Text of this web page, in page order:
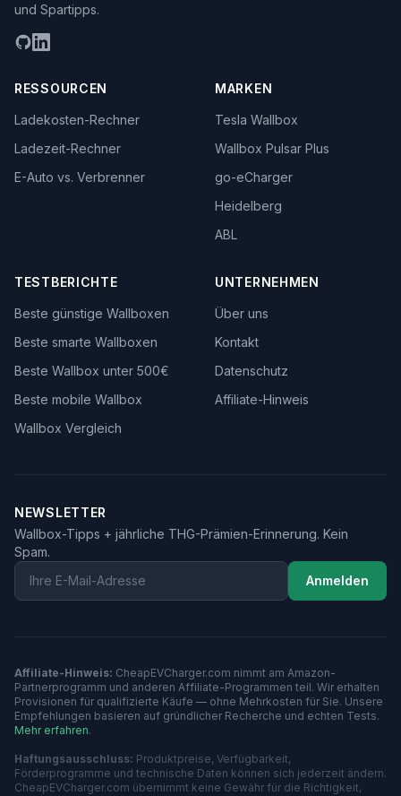
und Spartipps.
RESSOURCEN
Ladekosten-Rechner
Ladezeit-Rechner
E-Auto vs. Verbrenner
MARKEN
Tesla Wallbox
Wallbox Pulsar Plus
go-eCharger
Heidelberg
ABL
TESTBERICHTE
Beste günstige Wallboxen
Beste smarte Wallboxen
Beste Wallbox unter 500€
Beste mobile Wallbox
Wallbox Vergleich
UNTERNEHMEN
Über uns
Kontakt
Datenschutz
Affiliate-Hinweis
NEWSLETTER
Wallbox-Tipps + jährliche THG-Prämien-Erinnerung. Kein
Spam.
Email
Anmelden
Affiliate-Hinweis: CheapEVCharger.com nimmt am Amazon-
Partnerprogramm und anderen Affiliate-Programmen teil. Wir erhalten
Provisionen für qualifizierte Käufe — ohne Mehrkosten für Sie. Unsere
Empfehlungen basieren auf gründlicher Recherche und echten Tests.
Mehr erfahren.
Haftungsausschluss: Produktpreise, Verfügbarkeit,
Förderprogramme und technische Daten können sich jederzeit ändern.
CheapEVCharger.com übernimmt keine Gewähr für die Richtigkeit,